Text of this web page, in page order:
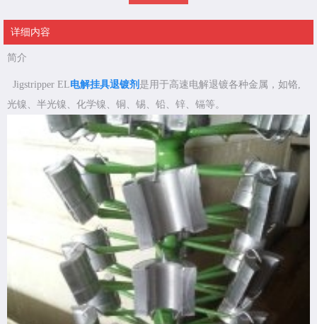
详细内容
简介
Jigstripper EL电解挂具退镀剂 是用于高速电解退镀各种金属，如铬,
光镍、半光镍、化学镍、铜、锡、铅、锌、镉等。